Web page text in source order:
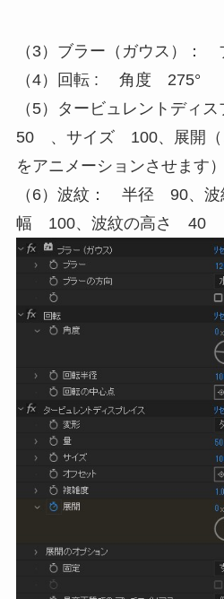
（3）ブラー（ガウス）
（4）回転 : 角度 275°
（5）タービュレントディ
50 、サイズ 100、展開（
をアニメーションさせます）
（6）波紋： 半径 90、
幅 100、波紋の高さ 40